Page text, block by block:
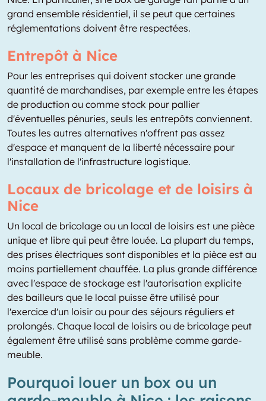
grand ensemble résidentiel, il se peut que certaines
réglementations doivent être respectées.
Entrepôt à Nice
Pour les entreprises qui doivent stocker une grande
quantité de marchandises, par exemple entre les étapes
de production ou comme stock pour pallier
d'éventuelles pénuries, seuls les entrepôts conviennent.
Toutes les autres alternatives n'offrent pas assez
d'espace et manquent de la liberté nécessaire pour
l'installation de l'infrastructure logistique.
Locaux de bricolage et de loisirs à
Nice
Un local de bricolage ou un local de loisirs est une pièce
unique et libre qui peut être louée. La plupart du temps,
des prises électriques sont disponibles et la pièce est au
moins partiellement chauffée. La plus grande différence
avec l'espace de stockage est l'autorisation explicite
des bailleurs que le local puisse être utilisé pour
l'exercice d'un loisir ou pour des séjours réguliers et
prolongés. Chaque local de loisirs ou de bricolage peut
également être utilisé sans problème comme garde-
meuble.
Pourquoi louer un box ou un